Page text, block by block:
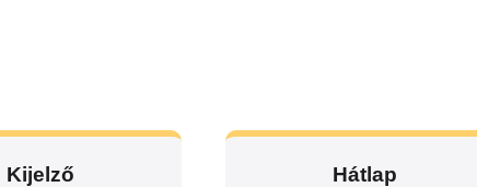
Kijelző Hátlap